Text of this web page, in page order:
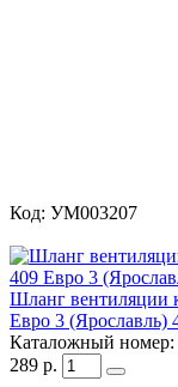
Код: УМ003207
Шланг вентиляции
Евро 3 (Ярославль)
Каталожный номер:
289 р.